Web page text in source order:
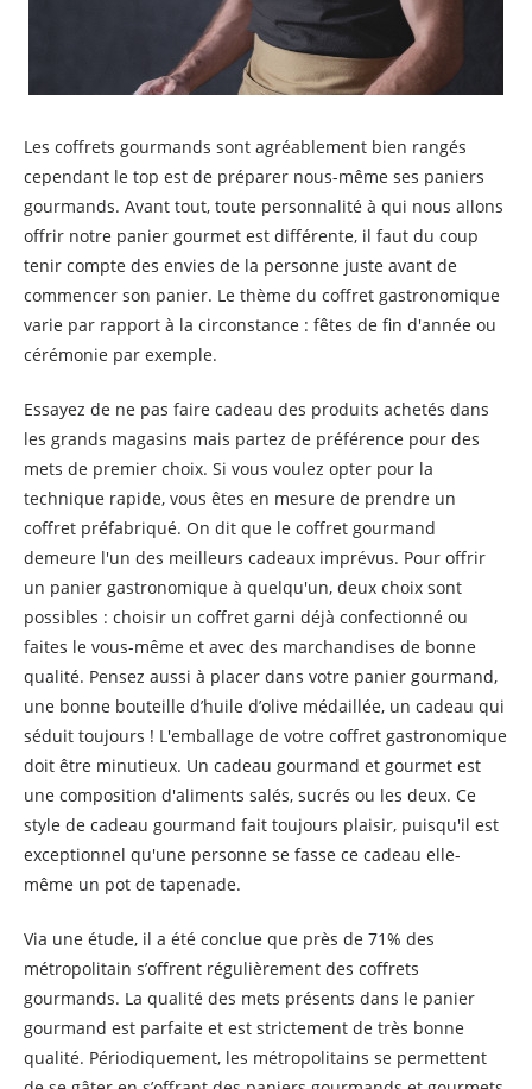
Les coffrets gourmands sont agréablement bien rangés
cependant le top est de préparer nous-même ses paniers
gourmands. Avant tout, toute personnalité à qui nous allons
offrir notre panier gourmet est différente, il faut du coup
tenir compte des envies de la personne juste avant de
commencer son panier. Le thème du coffret gastronomique
varie par rapport à la circonstance : fêtes de fin d'année ou
cérémonie par exemple.
Essayez de ne pas faire cadeau des produits achetés dans
les grands magasins mais partez de préférence pour des
mets de premier choix. Si vous voulez opter pour la
technique rapide, vous êtes en mesure de prendre un
coffret préfabriqué. On dit que le coffret gourmand
demeure l'un des meilleurs cadeaux imprévus. Pour offrir
un panier gastronomique à quelqu'un, deux choix sont
possibles : choisir un coffret garni déjà confectionné ou
faites le vous-même et avec des marchandises de bonne
qualité. Pensez aussi à placer dans votre panier gourmand,
une bonne bouteille d’huile d’olive médaillée, un cadeau qui
séduit toujours ! L'emballage de votre coffret gastronomique
doit être minutieux. Un cadeau gourmand et gourmet est
une composition d'aliments salés, sucrés ou les deux. Ce
style de cadeau gourmand fait toujours plaisir, puisqu'il est
exceptionnel qu'une personne se fasse ce cadeau elle-
même un pot de tapenade.
Via une étude, il a été conclue que près de 71% des
métropolitain s’offrent régulièrement des coffrets
gourmands. La qualité des mets présents dans le panier
gourmand est parfaite et est strictement de très bonne
qualité. Périodiquement, les métropolitains se permettent